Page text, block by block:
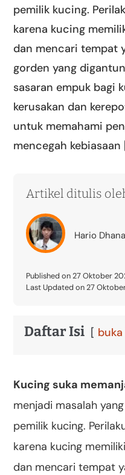
pemilik kucing.
karena kucing
dan mencari tempat
gorden yang
sasaran empuk bagi
kerusakan dan
untuk memahami
mencegah kebiasaan
Artikel ditulis
Hario
Published on 27 Oktober
Last Updated on 27
Daftar Isi buka
Kucing suka
menjadi masalah
pemilik kucing.
karena kucing
dan mencari tempat